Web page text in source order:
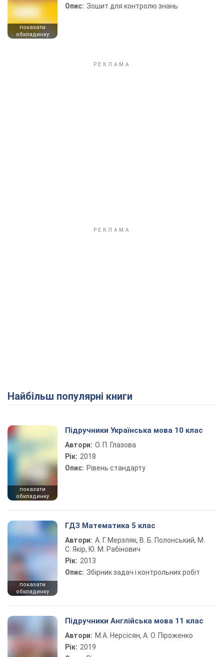
показати
обкладинку
Опис: Зошит для контролю знань
Найбільш популярні книги
показати
обкладинку
Підручники Українська мова 10 клас
Автори: О. П. Глазова
Рік: 2018
Опис: Рівень стандарту
показати
обкладинку
ГДЗ Математика 5 клас
Автори: А. Г. Мерзляк, В. Б. Полонський, М.
С. Якір, Ю. М. Рабінович
Рік: 2013
Опис: Збірник задач і контрольних робіт
Підручники Англійська мова 11 клас
Автори: М.А. Нерсісян, А. О. Піроженко
Рік: 2019